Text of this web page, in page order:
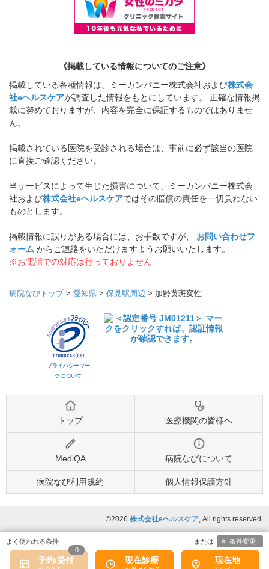
《掲載している情報についてのご注意》
掲載している各種情報は、ミーカンパニー株式会社および株式会
社eヘルスケアが調査した情報をもとにしています。 正確な情報掲
載に努めておりますが、内容を完全に保証するものではありませ
ん。
掲載されている医院を受診される場合は、事前に必ず該当の医院
に直接ご確認ください。
当サービスによって生じた損害について、ミーカンパニー株式会
社および株式会社eヘルスケアではその賠償の責任を一切負わない
ものとします。
掲載情報に誤りがある場合には、お手数ですが、 お問い合わせフ
ォーム からご連絡をいただけますようお願いいたします。
※お電話での対応は行っておりません
病院なびトップ> 愛知県 > 保見駅周辺 > 加齢黄斑変性
プライバシーマー
クについて
トップ 医療機関の皆様へ
MediQA 病院なびについて
病院なび利用規約 個人情報保護方針
©2026 株式会社eヘルスケア, All rights reserved.
予約/受付
0
現在診療 現在地
条件変更